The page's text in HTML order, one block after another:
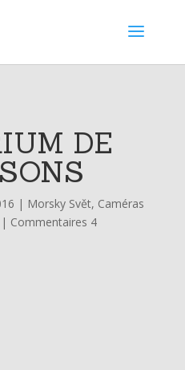
DE
| Morsky Svět, Caméras
| Commentaires 4